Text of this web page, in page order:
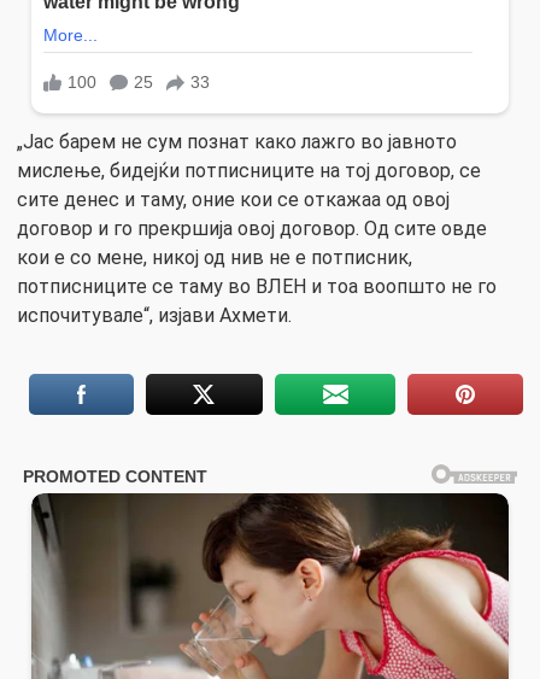
„Јас барем не сум познат како лажго во јавното
мислење, бидејќи потписниците на тој договор, се
сите денес и таму, оние кои се откажаа од овој
договор и го прекршија овој договор. Од сите овде
кои е со мене, никој од нив не е потписник,
потписниците се таму во ВЛЕН и тоа воопшто не го
испочитувале“, изјави Ахмети.